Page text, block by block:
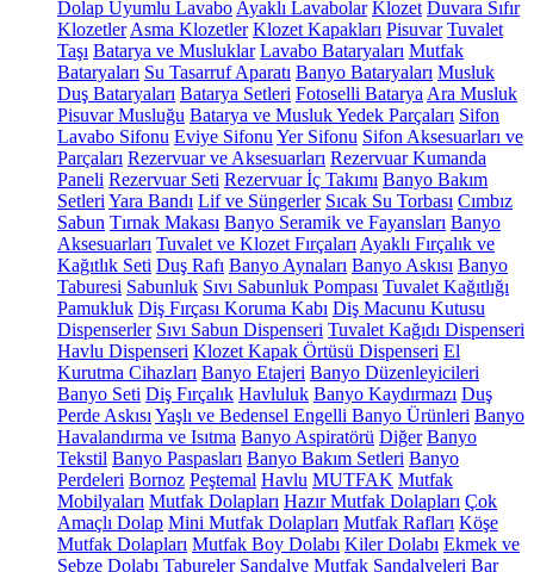
Dolap Uyumlu Lavabo Ayaklı Lavabolar Klozet Duvara Sıfır
Klozetler Asma Klozetler Klozet Kapakları Pisuvar Tuvalet
Taşı Batarya ve Musluklar Lavabo Bataryaları Mutfak
Bataryaları Su Tasarruf Aparatı Banyo Bataryaları Musluk
Duş Bataryaları Batarya Setleri Fotoselli Batarya Ara Musluk
Pisuvar Musluğu Batarya ve Musluk Yedek Parçaları Sifon
Lavabo Sifonu Eviye Sifonu Yer Sifonu Sifon Aksesuarları ve
Parçaları Rezervuar ve Aksesuarları Rezervuar Kumanda
Paneli Rezervuar Seti Rezervuar İç Takımı Banyo Bakım
Setleri Yara Bandı Lif ve Süngerler Sıcak Su Torbası Cımbız
Sabun Tırnak Makası Banyo Seramik ve Fayansları Banyo
Aksesuarları Tuvalet ve Klozet Fırçaları Ayaklı Fırçalık ve
Kağıtlık Seti Duş Rafı Banyo Aynaları Banyo Askısı Banyo
Taburesi Sabunluk Sıvı Sabunluk Pompası Tuvalet Kağıtlığı
Pamukluk Diş Fırçası Koruma Kabı Diş Macunu Kutusu
Dispenserler Sıvı Sabun Dispenseri Tuvalet Kağıdı Dispenseri
Havlu Dispenseri Klozet Kapak Örtüsü Dispenseri El
Kurutma Cihazları Banyo Etajeri Banyo Düzenleyicileri
Banyo Seti Diş Fırçalık Havluluk Banyo Kaydırmazı Duş
Perde Askısı Yaşlı ve Bedensel Engelli Banyo Ürünleri Banyo
Havalandırma ve Isıtma Banyo Aspiratörü Diğer Banyo
Tekstil Banyo Paspasları Banyo Bakım Setleri Banyo
Perdeleri Bornoz Peştemal Havlu MUTFAK Mutfak
Mobilyaları Mutfak Dolapları Hazır Mutfak Dolapları Çok
Amaçlı Dolap Mini Mutfak Dolapları Mutfak Rafları Köşe
Mutfak Dolapları Mutfak Boy Dolabı Kiler Dolabı Ekmek ve
Sebze Dolabı Tabureler Sandalye Mutfak Sandalyeleri Bar